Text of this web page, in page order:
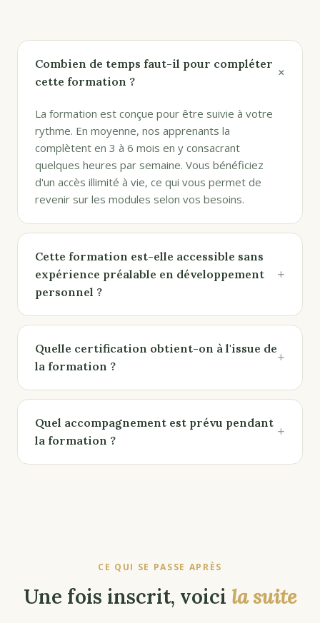
Combien de temps faut-il pour compléter
cette formation ?
+
La formation est conçue pour être suivie à votre
rythme. En moyenne, nos apprenants la
complètent en 3 à 6 mois en y consacrant
quelques heures par semaine. Vous bénéficiez
d'un accès illimité à vie, ce qui vous permet de
revenir sur les modules selon vos besoins.
Cette formation est-elle accessible sans
expérience préalable en développement
personnel ?
+
Quelle certification obtient-on à l'issue de
la formation ?
+
Quel accompagnement est prévu pendant
la formation ?
+
CE QUI SE PASSE APRÈS
Une fois inscrit, voici la suite